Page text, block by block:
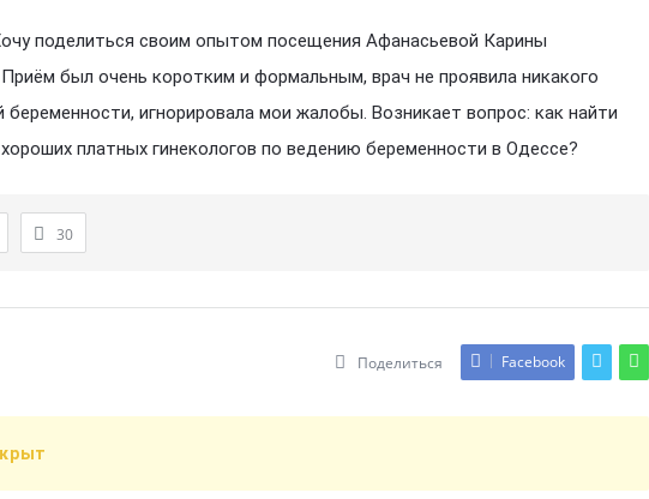
поделиться своим опытом посещения Афанасьевой Карины
был очень коротким и формальным, врач не проявила никакого
беременности, игнорировала мои жалобы. Возникает вопрос: как найти
платных гинекологов по ведению беременности в Одессе?
30
Поделиться Facebook